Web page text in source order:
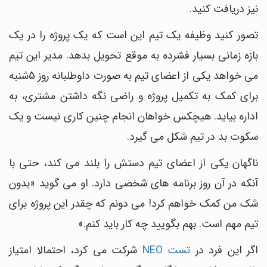
نیز دریافت کنید.
تصور کنید وظیفه یک تیم این است که یک پروژه را در یک
بازه زمانی بسیار فشرده به موقع تحویل بدهد. مدیر این تیم
می خواهد یکی از اعضای تیم به صورت داوطلبانه روز 5شنبه
برای کمک به تکمیل پروژه و راضی نگه داشتن مشتری، به
اداره بیاید. هیچکس خواهان انجام چنین کاری نیست و یک
سکوت بد در تیم شکل می گیرد.
ناگهان یکی از اعضای تیم دستش را بلند می کند، حتی با
آنکه در آن روز برنامه های شخصی دارد. او می گوید «بدون
شک من کمک خواهم کرد! می دونم که چقدر این پروژه برای
تیم مهم است. بهم بگویید چه کار باید کنم.»
اگر این فرد در تست NEO
شرکت می کرد، احتمالا امتیاز